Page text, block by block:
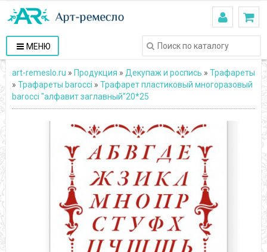
МЕНЮ
art-remeslo.ru » Продукция » Декупаж и роспись » Трафареты
» Трафареты barocci » Трафарет пластиковый многоразовый
barocci "алфавит заглавный"20*25